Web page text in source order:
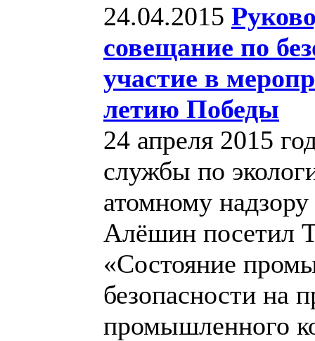
24.04.2015
совещание по
участие в
летию Победы
24 апреля 2015
службы по
атомному
Алёшин посетил
«Состояние
безопасности на
промышленного